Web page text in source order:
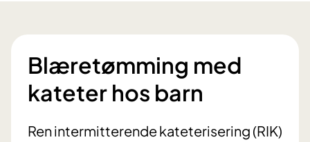
Blæretømming med
kateter hos barn
Ren intermitterende kateterisering (RIK)